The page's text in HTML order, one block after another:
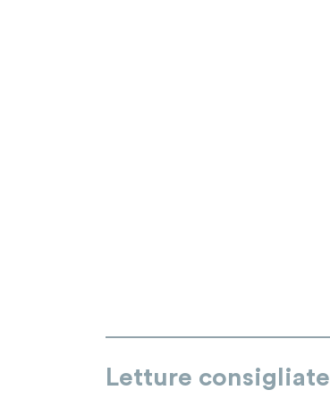
Letture consigliate